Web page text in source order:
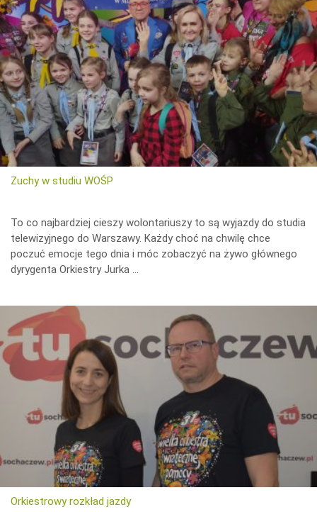
Zuchy w studiu WOŚP
To co najbardziej cieszy wolontariuszy to są wyjazdy do studia
telewizyjnego do Warszawy. Każdy choć na chwilę chce
poczuć emocje tego dnia i móc zobaczyć na żywo głównego
dyrygenta Orkiestry Jurka …
Orkiestrowy rozkład jazdy